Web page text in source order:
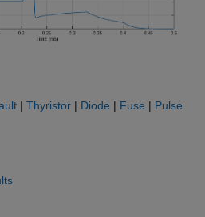
| Thyristor | Diode | Fuse | Pulse